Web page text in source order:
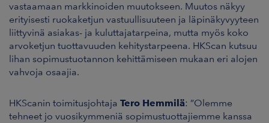
UUTISHUONE
vastaamaan markkinoiden muutokseen. Muutos näkyy
erityisesti ruokaketjun vastuullisuuteen ja läpinäkyvyyteen
liittyvinä asiakas- ja kuluttajatarpeina, mutta myös koko
arvoketjun tuottavuuden kehitystarpeena. HKScan kutsuu
lihan sopimustuotannon kehittämiseen mukaan eri alojen
vahvoja osaajia.
HKScanin toimitusjohtaja Tero Hemmilä: ”Olemme
tehneet jo vuosikymmeniä sopimustuottajiemme kanssa